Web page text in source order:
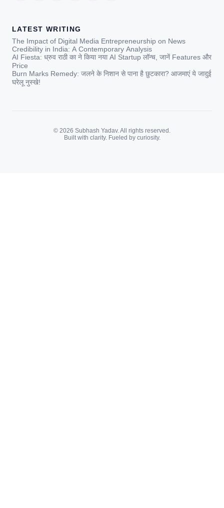
LATEST WRITING
The Impact of Digital Media Entrepreneurship on News
Credibility in India: A Contemporary Analysis
AI Fiesta: ध्रुव राठी का ने किया नया AI Startup लॉन्च, जानें Features और
Price
Burn Marks Remedy: जलने के निशान से पाना है छुटकारा? आजमाएं ये जादुई
घरेलू नुस्खे!
© 2026 Subhash Yadav. All rights reserved.
Built with clarity. Fueled by curiosity.